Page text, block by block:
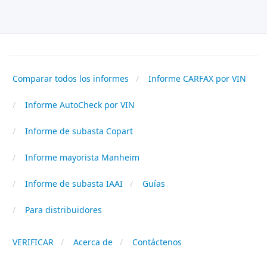
Comparar todos los informes Informe CARFAX por VIN
Informe AutoCheck por VIN
Informe de subasta Copart
Informe mayorista Manheim
Informe de subasta IAAI Guías
Para distribuidores
VERIFICAR Acerca de Contáctenos